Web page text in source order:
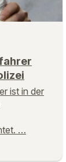
ist in der
…